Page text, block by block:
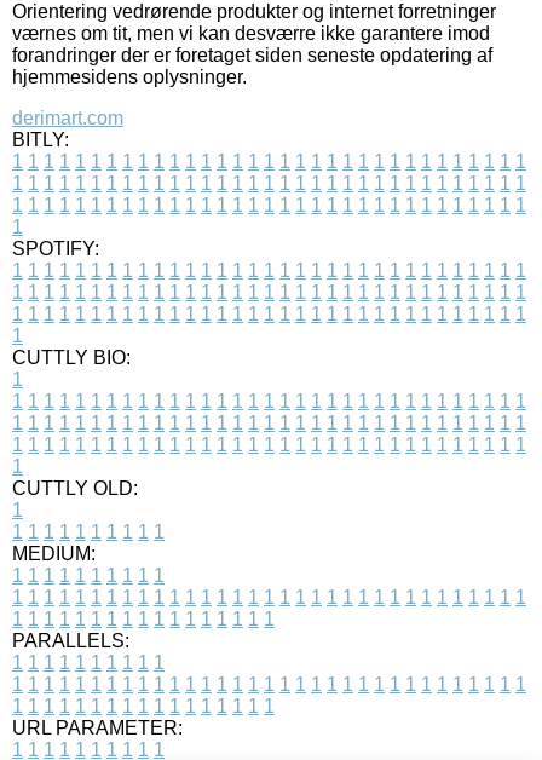
Orientering vedrørende produkter og internet forretninger
værnes om tit, men vi kan desværre ikke garantere imod
forandringer der er foretaget siden seneste opdatering af
hjemmesidens oplysninger.
derimart.com
BITLY:
1 1 1 1 1 1 1 1 1 1 1 1 1 1 1 1 1 1 1 1 1 1 1 1 1 1 1 1 1 1 1 1 1
1 1 1 1 1 1 1 1 1 1 1 1 1 1 1 1 1 1 1 1 1 1 1 1 1 1 1 1 1 1 1 1 1
1 1 1 1 1 1 1 1 1 1 1 1 1 1 1 1 1 1 1 1 1 1 1 1 1 1 1 1 1 1 1 1 1
1
SPOTIFY:
1 1 1 1 1 1 1 1 1 1 1 1 1 1 1 1 1 1 1 1 1 1 1 1 1 1 1 1 1 1 1 1 1
1 1 1 1 1 1 1 1 1 1 1 1 1 1 1 1 1 1 1 1 1 1 1 1 1 1 1 1 1 1 1 1 1
1 1 1 1 1 1 1 1 1 1 1 1 1 1 1 1 1 1 1 1 1 1 1 1 1 1 1 1 1 1 1 1 1
1
CUTTLY BIO:
1
1 1 1 1 1 1 1 1 1 1 1 1 1 1 1 1 1 1 1 1 1 1 1 1 1 1 1 1 1 1 1 1 1
1 1 1 1 1 1 1 1 1 1 1 1 1 1 1 1 1 1 1 1 1 1 1 1 1 1 1 1 1 1 1 1 1
1 1 1 1 1 1 1 1 1 1 1 1 1 1 1 1 1 1 1 1 1 1 1 1 1 1 1 1 1 1 1 1 1
1
CUTTLY OLD:
1
1 1 1 1 1 1 1 1 1 1
MEDIUM:
1 1 1 1 1 1 1 1 1 1
1 1 1 1 1 1 1 1 1 1 1 1 1 1 1 1 1 1 1 1 1 1 1 1 1 1 1 1 1 1 1 1 1
1 1 1 1 1 1 1 1 1 1 1 1 1 1 1 1 1
PARALLELS:
1 1 1 1 1 1 1 1 1 1
1 1 1 1 1 1 1 1 1 1 1 1 1 1 1 1 1 1 1 1 1 1 1 1 1 1 1 1 1 1 1 1 1
1 1 1 1 1 1 1 1 1 1 1 1 1 1 1 1 1
URL PARAMETER:
1 1 1 1 1 1 1 1 1 1